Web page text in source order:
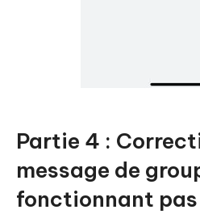
Partie 4 :
message de
fonctionnant pas